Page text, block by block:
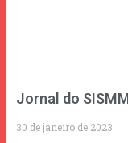
Jornal do
30 de janeiro de 2023